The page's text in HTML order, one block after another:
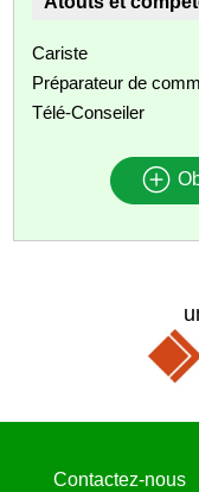
Cariste
Préparateur de
Télé-Conseiler
Contactez-nous